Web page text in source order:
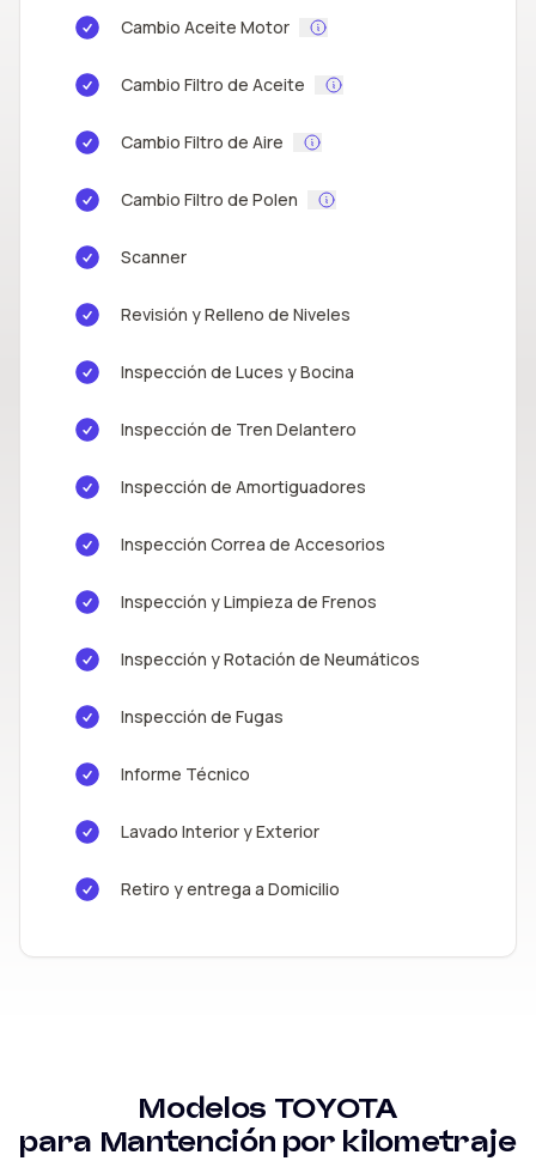
Cambio Aceite Motor
Cambio Filtro de Aceite
Cambio Filtro de Aire
Cambio Filtro de Polen
Scanner
Revisión y Relleno de Niveles
Inspección de Luces y Bocina
Inspección de Tren Delantero
Inspección de Amortiguadores
Inspección Correa de Accesorios
Inspección y Limpieza de Frenos
Inspección y Rotación de Neumáticos
Inspección de Fugas
Informe Técnico
Lavado Interior y Exterior
Retiro y entrega a Domicilio
Modelos TOYOTA
para Mantención por kilometraje